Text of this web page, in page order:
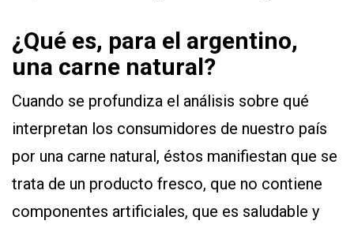
¿Qué es, para el argentino,
una carne natural?
Cuando se profundiza el análisis sobre qué
interpretan los consumidores de nuestro país
por una carne natural, éstos manifiestan que se
trata de un producto fresco, que no contiene
componentes artificiales, que es saludable y